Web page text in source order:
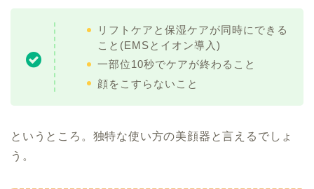
リフトケアと保湿ケアが同時にできる
こと(EMSとイオン導入)
一部位10秒でケアが終わること
顔をこすらないこと
というところ。独特な使い方の美顔器と言えるでしょ
う。